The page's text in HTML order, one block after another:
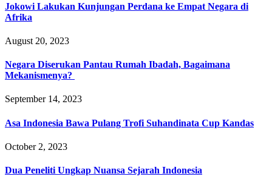
Jokowi Lakukan Kunjungan Perdana ke Empat Negara di
Afrika
August 20, 2023
Negara Diserukan Pantau Rumah Ibadah, Bagaimana
Mekanismenya?
September 14, 2023
Asa Indonesia Bawa Pulang Trofi Suhandinata Cup Kandas
October 2, 2023
Dua Peneliti Ungkap Nuansa Sejarah Indonesia